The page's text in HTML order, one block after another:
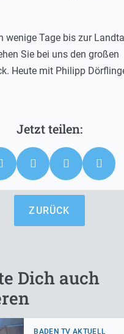
wenige Tage bis zur
Sie bei uns den großen
Heute mit Philipp
ZURÜCK
Dich auch
BADEN TV AKTUELL